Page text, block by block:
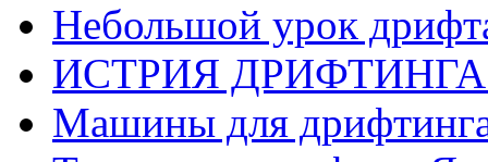
Небольшой урок
ИСТРИЯ
Машины для